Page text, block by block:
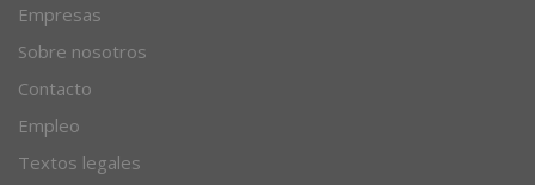
Empresas
Sobre nosotros
Contacto
Empleo
Textos legales